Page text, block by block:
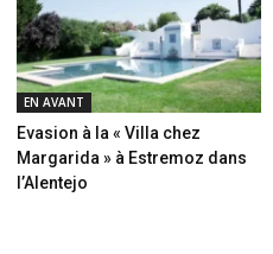
EN AVANT
Evasion à la « Villa chez
Margarida » à Estremoz dans
l’Alentejo